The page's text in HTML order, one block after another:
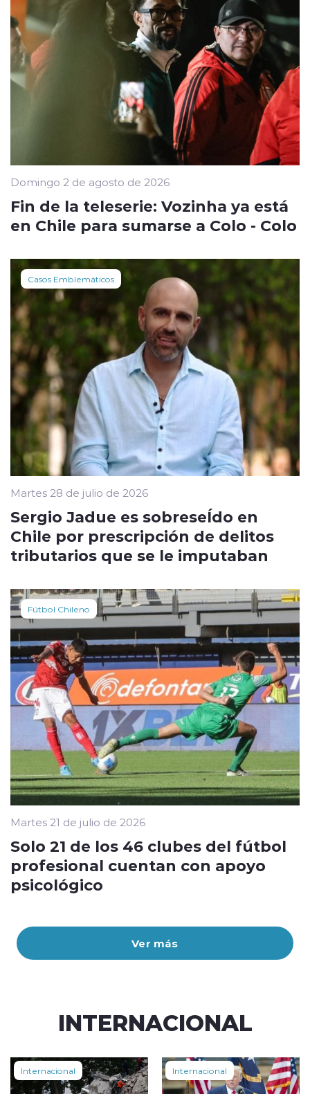
Ver más
Domingo 2 de agosto de 2026
Fin de la teleserie: Vozinha ya está
en Chile para sumarse a Colo - Colo
Casos Emblemáticos
Martes 28 de julio de 2026
Sergio Jadue es sobreseÍdo en
Chile por prescripción de delitos
tributarios que se le imputaban
Fútbol Chileno
Martes 21 de julio de 2026
Solo 21 de los 46 clubes del fútbol
profesional cuentan con apoyo
psicológico
INTERNACIONAL
Internacional Internacional